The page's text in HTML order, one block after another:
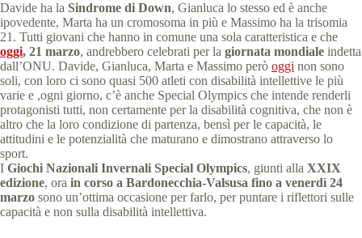
Davide ha la Sindrome di Down, Gianluca lo stesso ed è anche
ipovedente, Marta ha un cromosoma in più e Massimo ha la trisomia
21. Tutti giovani che hanno in comune una sola caratteristica e che
oggi, 21 marzo, andrebbero celebrati per la giornata mondiale indetta
dall’ONU. Davide, Gianluca, Marta e Massimo però oggi non sono
soli, con loro ci sono quasi 500 atleti con disabilità intellettive le più
varie e ,ogni giorno, c’è anche Special Olympics che intende renderli
protagonisti tutti, non certamente per la disabilità cognitiva, che non è
altro che la loro condizione di partenza, bensì per le capacità, le
attitudini e le potenzialità che maturano e dimostrano attraverso lo
sport.
I Giochi Nazionali Invernali Special Olympics, giunti alla XXIX
edizione, ora in corso a Bardonecchia-Valsusa fino a venerdì 24
marzo sono un’ottima occasione per farlo, per puntare i riflettori sulle
capacità e non sulla disabilità intellettiva.